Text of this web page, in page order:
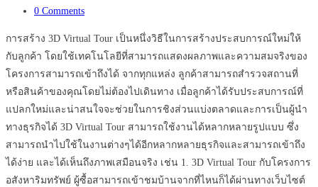
category:
Post
0 Comments
การสร้าง 3D Virtual Tour เป็นหนึ่งวิธีในการสร้างประสบการณ์ใหม่ให้
กับลูกค้า โดยใช้เทคโนโลยีที่สามารถแสดงผลภาพและความสมจริงของ
โครงการสามารถเข้าถึงได้ จากทุกแหล่ง ลูกค้าสามารถสำรวจสถานที่
หรือสินค้าของคุณโดยไม่ต้องไปเดินทาง เมื่อลูกค้าได้รับประสบการณ์ที่
แปลกใหม่และน่าสนใจจะช่วยในการชิงส่วนแบ่งตลาดและการเป็นผู้นำ
ทางธุรกิจได้ 3D Virtual Tour สามารถใช้งานได้หลากหลายรูปแบบ ซึ่ง
สามารถนำไปใช้ในงานต่างๆได้อีกหลากหลายธุรกิจและสามารถเข้าถึง
ได้ง่าย และได้เห็นถึงภาพเสมือนจริง เช่น 1. 3D Virtual Tour กับโครงการ
อสังหาริมทรัพย์ ผู้ซื้อสามารถเข้าชมบ้านจากที่ไหนก็ได้ผ่านทางเว็บไซต์